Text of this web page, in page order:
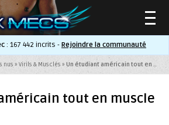
: 167 442 incrits - Rejoindre la communauté
nus » Virils & Musclés » Un étudiant américain tout en muscle
tout en muscle